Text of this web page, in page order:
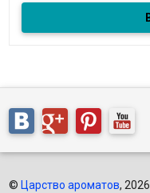
© Царство ароматов, 2026